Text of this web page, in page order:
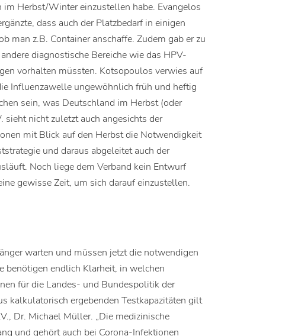
Herbst/Winter einzustellen habe. Evangelos
dass auch der Platzbedarf in einigen
man z.B. Container anschaffe. Zudem gab er zu
diagnostische Bereiche wie das HPV-
vorhalten müssten. Kotsopoulos verwies auf
Influenzawelle ungewöhnlich früh und heftig
sein, was Deutschland im Herbst (oder
sieht nicht zuletzt auch angesichts der
mit Blick auf den Herbst die Notwendigkeit
und daraus abgeleitet auch der
Noch liege dem Verband kein Entwurf
gewisse Zeit, um sich darauf einzustellen.
warten und müssen jetzt die notwendigen
benötigen endlich Klarheit, in welchen
für die Landes- und Bundespolitik der
kalkulatorisch ergebenden Testkapazitäten gilt
Dr. Michael Müller. „Die medizinische
und gehört auch bei Corona-Infektionen